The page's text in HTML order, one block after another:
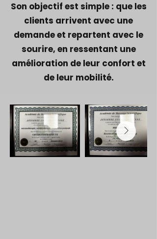
Son objectif est simple : que les
clients arrivent avec une
demande et repartent avec le
sourire, en ressentant une
amélioration de leur confort et
de leur mobilité.